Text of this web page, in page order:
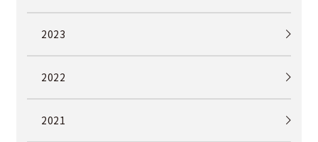
2023
2022
2021